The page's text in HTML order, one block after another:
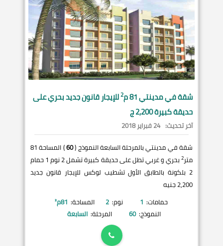
شقة فيمدينتي 2للإيجار قانون جديد بحري على
حديقة كبيرة 2,200 ج
آخر تحديث: 24 فبراير 2018
شقة في مدينتي بالمرحلة السابعة النموذج (60
) المساحة 81
متر2
بحري و غربي تطل على حديقة كبيرة تشمل 2 نوم 1 حمام
2 بلكونة بالطابق الأول تشطيب لوكس للإيجار قانون جديد
2,200 جنيه
حمامات: 1 نوم: 2 المساحة: 81م²
النموذج: 60 المرحلة: السابعة